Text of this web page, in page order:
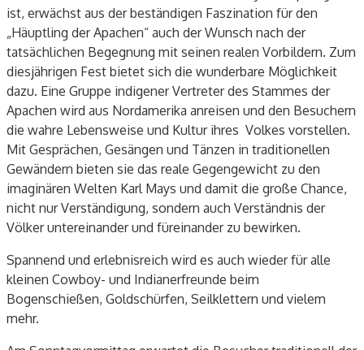
ist, erwächst aus der beständigen Faszination für den
„Häuptling der Apachen“ auch der Wunsch nach der
tatsächlichen Begegnung mit seinen realen Vorbildern. Zum
diesjährigen Fest bietet sich die wunderbare Möglichkeit
dazu. Eine Gruppe indigener Vertreter des Stammes der
Apachen wird aus Nordamerika anreisen und den Besuchern
die wahre Lebensweise und Kultur ihres Volkes vorstellen.
Mit Gesprächen, Gesängen und Tänzen in traditionellen
Gewändern bieten sie das reale Gegengewicht zu den
imaginären Welten Karl Mays und damit die große Chance,
nicht nur Verständigung, sondern auch Verständnis der
Völker untereinander und füreinander zu bewirken.
Spannend und erlebnisreich wird es auch wieder für alle
kleinen Cowboy- und Indianerfreunde beim
Bogenschießen, Goldschürfen, Seilklettern und vielem
mehr.